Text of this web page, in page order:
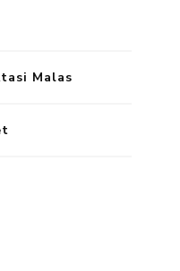
Malas